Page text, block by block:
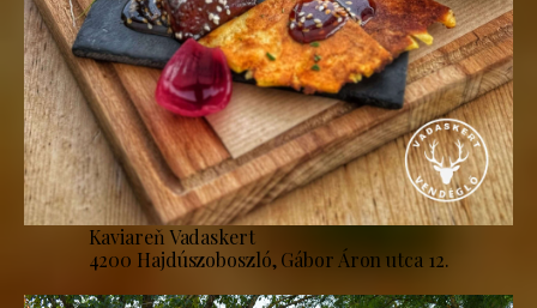
Kaviareň Vadaskert
4200 Hajdúszoboszló, Gábor Áron utca 12.